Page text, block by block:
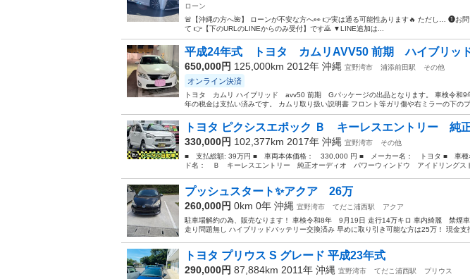
ローン
🚨【沖縄の方へ🌺】 ローンが不安な方へ👀 👉実は通る可能性あります🔥 ただし… ❶お
て 👉【下のURLのLINEからのみ受付】です🙇 ▼LINE追加は...
平成24年式 トヨタ カムリAVV50 前期 ハイブリッ
650,000円 125,000km 2012年 沖縄 宜野湾市 浦添前田駅 その他
オンライン決済
トヨタ カムリ ハイブリッド avv50 前期 Gパッケージの出品となります。 車検令
年の税金は支払い済みです。 カムリ取り扱い説明書 フロント等ガリ傷や右ミラーの下のプ
トヨタ ピクシスエポック Ｂ キーレスエントリー 純
330,000円 102,377km 2017年 沖縄 宜野湾市
その他
■ 支払総額: 39万円 ■ 車両本体価格： 330,000 円 ■ メーカー名： トヨタ ■ 車種
ド名： Ｂ キーレスエントリー 純正オーディオ パワーウィンドウ アイドリングス
プッシュスタート✨アクア 26万
260,000円 0km 0年 沖縄 宜野湾市 てだこ浦西駅
アクア
駐車場解約の為、販売なります！ 車検令和8年 9月19日 走行14万キロ 車内綺麗 禁煙車
走り問題無し ハイブリッドバッテリー交換済み 早めに取り引き可能な方は25万！ 現金支
トヨタ プリウス S グレード 平成23年式
290,000円 87,884km 2011年 沖縄 宜野湾市 てだこ浦西駅
プリウス